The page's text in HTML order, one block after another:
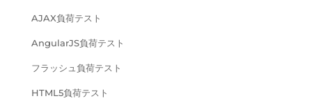
AJAX負荷テスト
AngularJS負荷テスト
フラッシュ負荷テスト
HTML5負荷テスト